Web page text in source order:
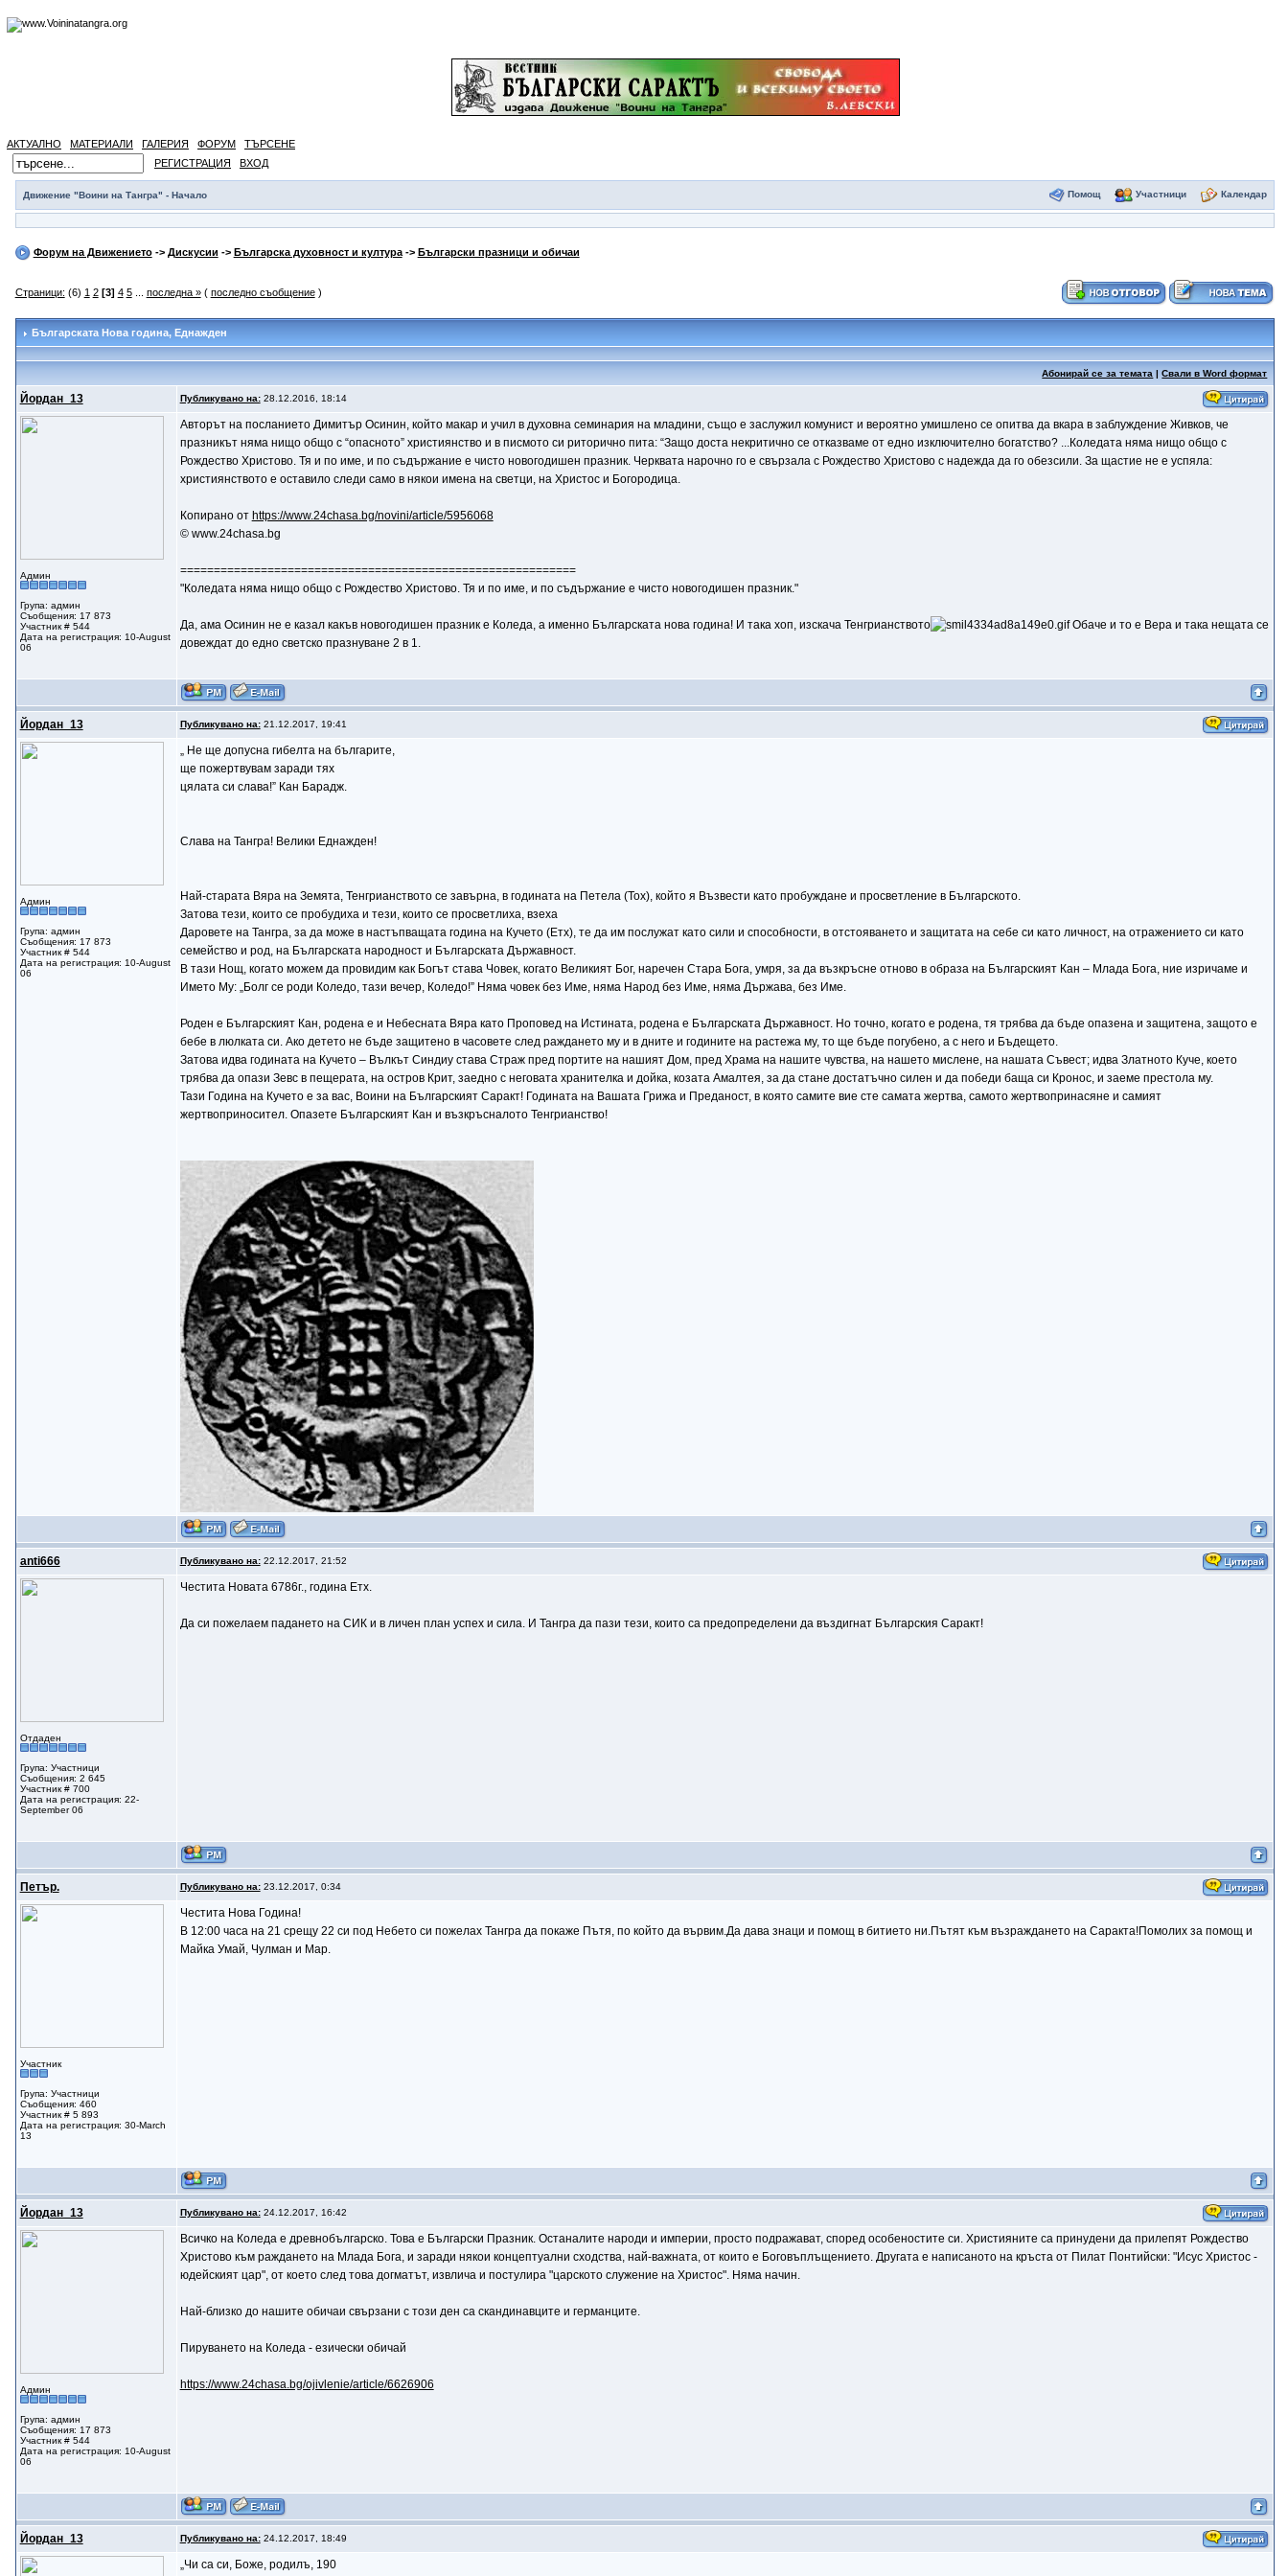
АКТУАЛНО МАТЕРИАЛИ ГАЛЕРИЯ ФОРУМ
ТЪРСЕНЕ
РЕГИСТРАЦИЯ
ВХОД
Движение "Воини на Тангра" - Начало Помощ Участници Календар
Форум на Движението-> Дискусии -> Българска духовност и култура-> Български празници и обичаи
Страници: (6) 1 2 [3] 4 5... последна »( последно съобщение)
Българската Нова година, Еднажден
Абонирай се за темата |Свали в Word формат
Йордан_13 Публикувано на:28.12.2016, 18:14
Админ
Група: админ
Съобщения: 17 873
Участник # 544
Дата на регистрация: 10-August
06
Авторът на посланието Димитър Осинин, който макар и учил в духовна семинария на младини, също е заслужил комунист и вероятно умишлено се опитва да вкара в заблуждение Живков, че
празникът няма нищо общо с “опасното” християнство и в писмото си риторично пита: “Защо доста некритично се отказваме от едно изключително богатство? ...Коледата няма нищо общо с
Рождество Христово. Тя и по име, и по съдържание е чисто новогодишен празник. Черквата нарочно го е свързала с Рождество Христово с надежда да го обезсили. За щастие не е успяла:
християнството е оставило следи само в някои имена на светци, на Христос и Богородица.
Копирано от https://www.24chasa.bg/novini/article/5956068
© www.24chasa.bg
===========================================================
"Коледата няма нищо общо с Рождество Христово. Тя и по име, и по съдържание е чисто новогодишен празник."
Да, ама Осинин не е казал какъв новогодишен празник е Коледа, а именно Българската нова година! И така хоп, изскача Тенгрианството
Обаче и то е Вера и така нещата се
довеждат до едно светско празнуване 2 в 1.
Йордан_13 Публикувано на:21.12.2017, 19:41
Админ
Група: админ
Съобщения: 17 873
Участник # 544
Дата на регистрация: 10-August
06
„ Не ще допусна гибелта на българите,
ще пожертвувам заради тях
цялата си слава!” Кан Барадж.
Слава на Тангра! Велики Еднажден!
Най-старата Вяра на Земята, Тенгрианството се завърна, в годината на Петела (Тох), който я Възвести като пробуждане и просветление в Българското.
Затова тези, които се пробудиха и тези, които се просветлиха, взеха
Даровете на Тангра, за да може в настъпващата година на Кучето (Етх), те да им послужат като сили и способности, в отстояването и защитата на себе си като личност, на отражението си като
семейство и род, на Българската народност и Българската Държавност.
В тази Нощ, когато можем да провидим как Богът става Човек, когато Великият Бог, наречен Стара Бога, умря, за да възкръсне отново в образа на Българският Кан – Млада Бога, ние изричаме и
Името Му: „Болг се роди Коледо, тази вечер, Коледо!” Няма човек без Име, няма Народ без Име, няма Държава, без Име.
Роден е Българският Кан, родена е и Небесната Вяра като Проповед на Истината, родена е Българската Държавност. Но точно, когато е родена, тя трябва да бъде опазена и защитена, защото е
бебе в люлката си. Ако детето не бъде защитено в часовете след раждането му и в дните и годините на растежа му, то ще бъде погубено, а с него и Бъдещето.
Затова идва годината на Кучето – Вълкът Синдиу става Страж пред портите на нашият Дом, пред Храма на нашите чувства, на нашето мислене, на нашата Съвест; идва Златното Куче, което
трябва да опази Зевс в пещерата, на остров Крит, заедно с неговата хранителка и дойка, козата Амалтея, за да стане достатъчно силен и да победи баща си Кронос, и заеме престола му.
Тази Година на Кучето е за вас, Воини на Българският Саракт! Годината на Вашата Грижа и Преданост, в която самите вие сте самата жертва, самото жертвопринасяне и самият
жертвоприносител. Опазете Българският Кан и възкръсналото Тенгрианство!
anti666 Публикувано на:22.12.2017, 21:52
Отдаден
Група: Участници
Съобщения: 2 645
Участник # 700
Дата на регистрация: 22-
September 06
Честита Новата 6786г., година Етх.
Да си пожелаем падането на СИК и в личен план успех и сила. И Тангра да пази тези, които са предопределени да въздигнат Българския Саракт!
Петър. Публикувано на:23.12.2017, 0:34
Участник
Група: Участници
Съобщения: 460
Участник # 5 893
Дата на регистрация: 30-March
13
Честита Нова Година!
В 12:00 часа на 21 срещу 22 си под Небето си пожелах Тангра да покаже Пътя, по който да вървим.Да дава знаци и помощ в битието ни.Пътят към възраждането на Саракта!Помолих за помощ и
Майка Умай, Чулман и Мар.
Йордан_13 Публикувано на:24.12.2017, 16:42
Админ
Група: админ
Съобщения: 17 873
Участник # 544
Дата на регистрация: 10-August
06
Всичко на Коледа е древнобългарско. Това е Български Празник. Останалите народи и империи, просто подражават, според особеностите си. Християните са принудени да прилепят Рождество
Христово към раждането на Млада Бога, и заради някои концептуални сходства, най-важната, от които е Боговъплъщението. Другата е написаното на кръста от Пилат Понтийски: "Исус Христос -
юдейският цар", от което след това догматът, извлича и постулира "царското служение на Христос". Няма начин.
Най-близко до нашите обичаи свързани с този ден са скандинавците и германците.
Пируването на Коледа - езически обичай
https://www.24chasa.bg/ojivlenie/article/6626906
Йордан_13 Публикувано на:24.12.2017, 18:49
„Чи са си, Боже, родилъ, 190